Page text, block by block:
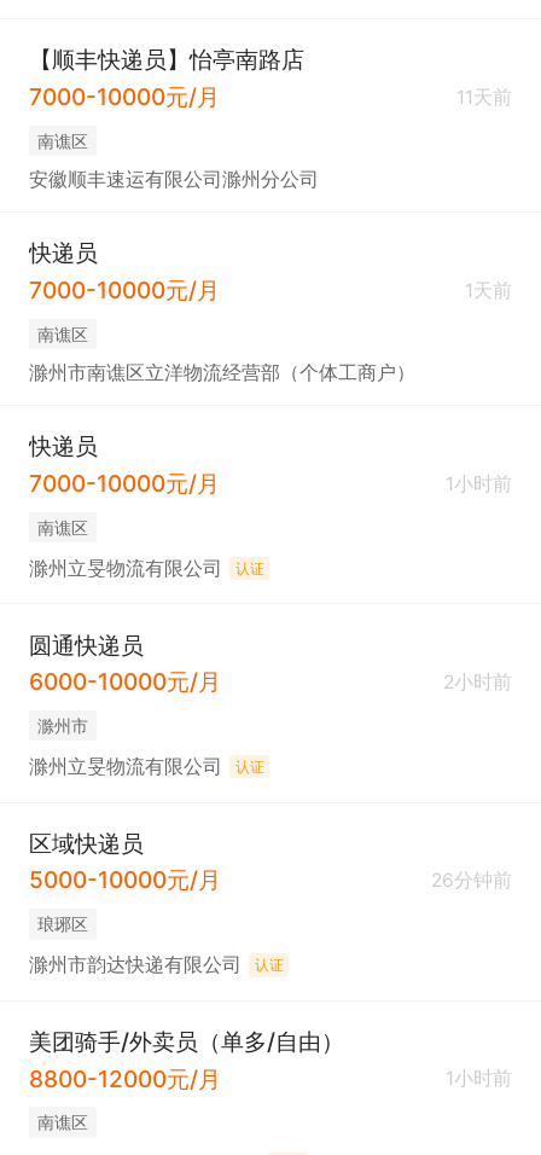
【顺丰快递员】怡亭南路店
7000-10000元/月
11天前
南谯区
安徽顺丰速运有限公司滁州分公司
快递员
7000-10000元/月
1天前
南谯区
滁州市南谯区立洋物流经营部（个体工商户）
快递员
7000-10000元/月
1小时前
南谯区
滁州立旻物流有限公司 认证
圆通快递员
6000-10000元/月
2小时前
滁州市
滁州立旻物流有限公司 认证
区域快递员
5000-10000元/月
26分钟前
琅琊区
滁州市韵达快递有限公司 认证
美团骑手/外卖员（单多/自由）
8800-12000元/月
1小时前
南谯区